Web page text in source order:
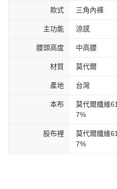
款式 三角內褲
主功能 涼感
腰頭高度 中高腰
材質 莫代爾
產地 台灣
本布
莫代爾纖維
7%
股布裡
莫代爾纖維
7%